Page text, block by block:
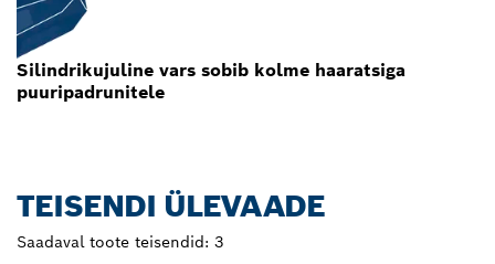
Silindrikujuline vars sobib kolme haaratsiga
puuripadrunitele
TEISENDI ÜLEVAADE
Saadaval toote teisendid: 3